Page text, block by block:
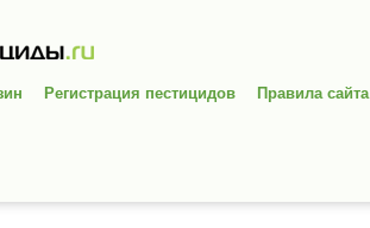
Регистрация пестицидов Правила сайта